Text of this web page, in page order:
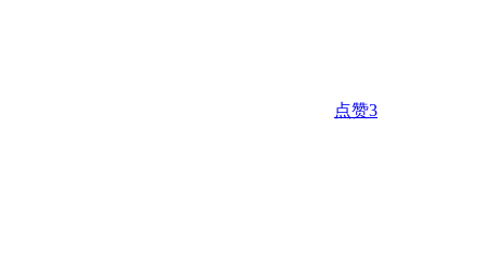
点赞3